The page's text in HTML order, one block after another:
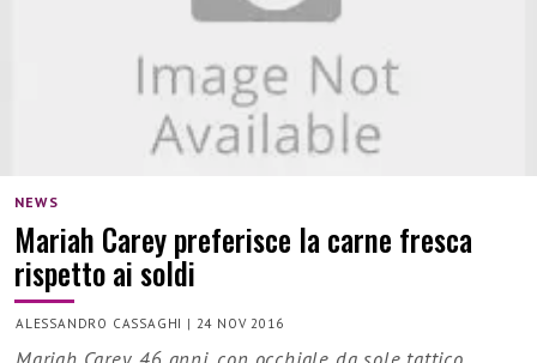
NEWS
Mariah Carey preferisce la carne fresca
rispetto ai soldi
ALESSANDRO CASSAGHI | 24 NOV 2016